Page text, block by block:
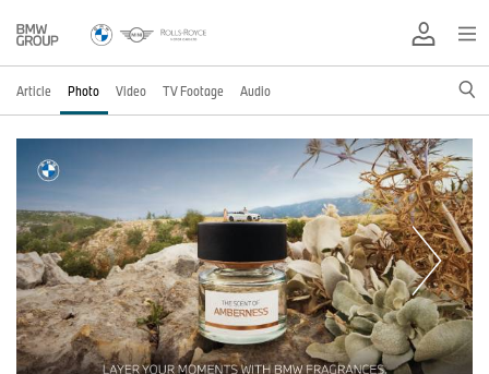
Article Photo Video TV Footage Audio